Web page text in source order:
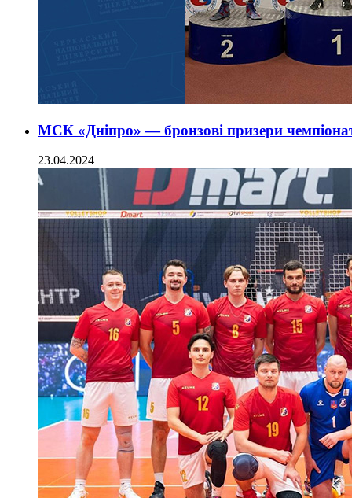
МСК «Дніпро» — бронзові призери
23.04.2024